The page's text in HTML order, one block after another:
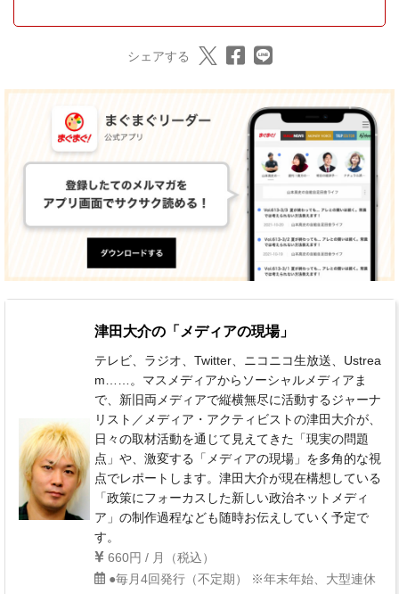
シェアする
津田大介の「メディアの現場」
テレビ、ラジオ、Twitter、ニコニコ生放送、Ustrea
m……。マスメディアからソーシャルメディアま
で、新旧両メディアで縦横無尽に活動するジャーナ
リスト／メディア・アクティビストの津田大介が、
日々の取材活動を通じて見えてきた「現実の問題
点」や、激変する「メディアの現場」を多角的な視
点でレポートします。津田大介が現在構想している
「政策にフォーカスした新しい政治ネットメディ
ア」の制作過程なども随時お伝えしていく予定で
す。
660円 / 月（税込）
●毎月4回発行（不定期） ※年末年始、大型連休